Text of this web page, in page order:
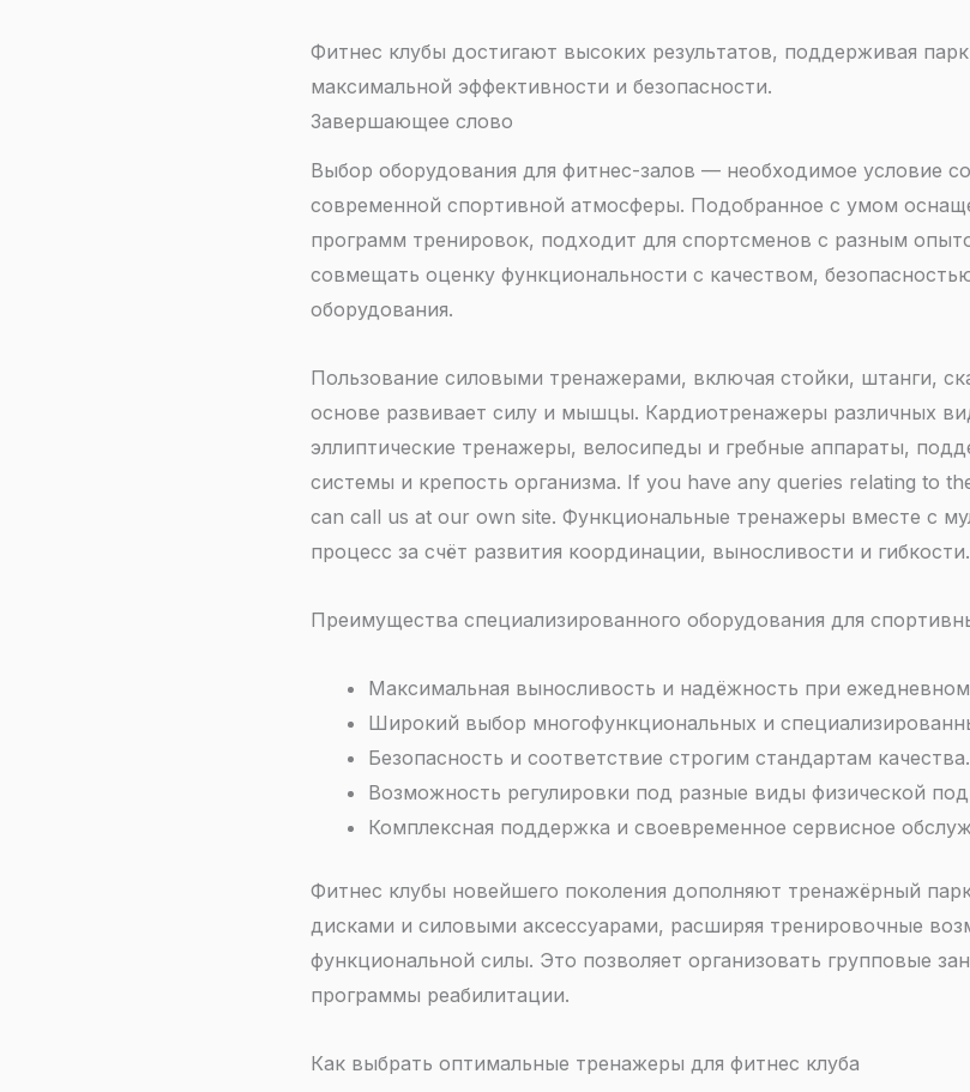
Фитнес клубы достигают высоких результатов, поддерживая
максимальной эффективности и безопасности.
Завершающее слово
Выбор оборудования для фитнес-залов — необходимое условие
современной спортивной атмосферы. Подобранное с умом
программ тренировок, подходит для спортсменов с разным
совмещать оценку функциональности с качеством,
оборудования.
Пользование силовыми тренажерами, включая стойки, штанги,
основе развивает силу и мышцы. Кардиотренажеры различных
эллиптические тренажеры, велосипеды и гребные аппараты,
системы и крепость организма. If you have any queries relating to
can call us at our own site. Функциональные тренажеры вместе с
процесс за счёт развития координации, выносливости и гибкости.
Преимущества специализированного оборудования для
Максимальная выносливость и надёжность при
Широкий выбор многофункциональных и
Безопасность и соответствие строгим стандартам качества.
Возможность регулировки под разные виды физической
Комплексная поддержка и своевременное сервисное
Фитнес клубы новейшего поколения дополняют тренажёрный
дисками и силовыми аксессуарами, расширяя тренировочные
функциональной силы. Это позволяет организовать групповые
программы реабилитации.
Как выбрать оптимальные тренажеры для фитнес клуба